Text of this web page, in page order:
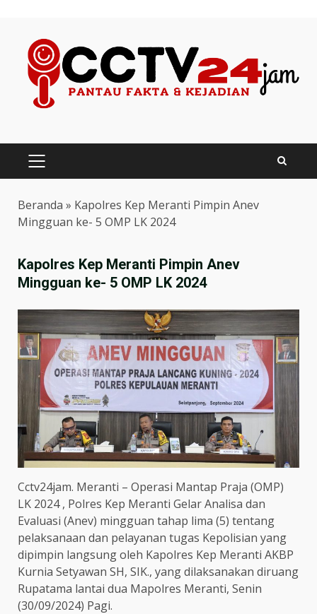
content
PRIMARY
MENU
Beranda » Kapolres Kep Meranti Pimpin Anev
Mingguan ke- 5 OMP LK 2024
Kapolres Kep Meranti Pimpin Anev
Mingguan ke- 5 OMP LK 2024
Cctv24jam. Meranti – Operasi Mantap Praja (OMP)
LK 2024 , Polres Kep Meranti Gelar Analisa dan
Evaluasi (Anev) mingguan tahap lima (5) tentang
pelaksanaan dan pelayanan tugas Kepolisian yang
dipimpin langsung oleh Kapolres Kep Meranti AKBP
Kurnia Setyawan SH, SIK., yang dilaksanakan diruang
Rupatama lantai dua Mapolres Meranti, Senin
(30/09/2024) Pagi.